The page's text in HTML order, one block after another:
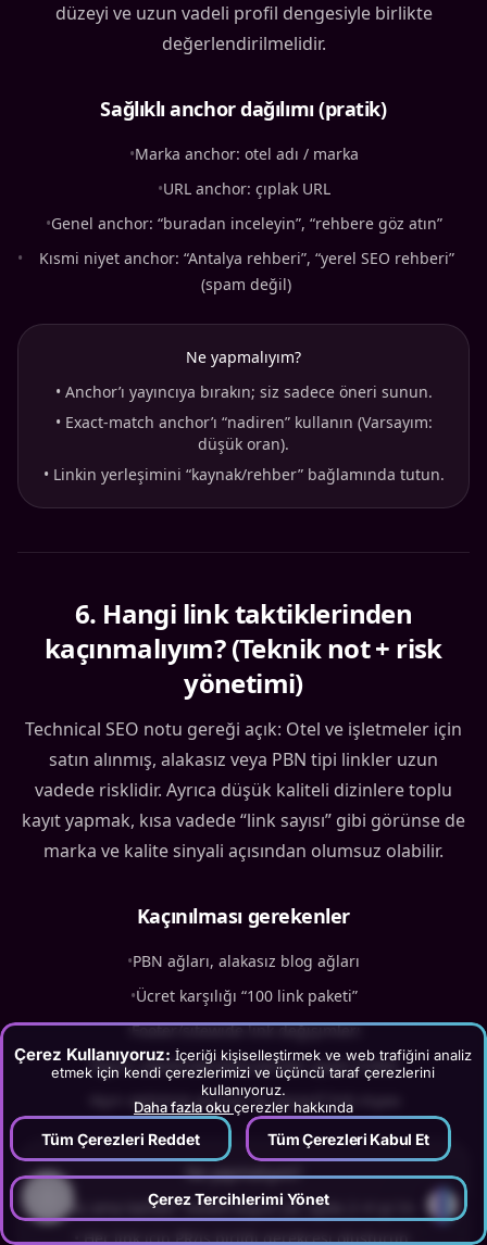
Çerez Kullanıyoruz: İçeriği kişiselleştirmek ve web trafiğini analiz
etmek için kendi çerezlerimizi ve üçüncü taraf çerezlerini
kullanıyoruz.
Daha fazla oku çerezler hakkında
Tüm Çerezleri Reddet Tüm Çerezleri Kabul Et
Çerez Tercihlerimi Yönet
düzeyi ve uzun vadeli profil dengesiyle birlikte
değerlendirilmelidir.
Sağlıklı anchor dağılımı (pratik)
•Marka anchor: otel adı / marka
•URL anchor: çıplak URL
•Genel anchor: “buradan inceleyin”, “rehbere göz atın”
•
Kısmi niyet anchor: “Antalya rehberi”, “yerel SEO rehberi”
(spam değil)
Ne yapmalıyım?
• Anchor’ı yayıncıya bırakın; siz sadece öneri sunun.
• Exact-match anchor’ı “nadiren” kullanın (Varsayım:
düşük oran).
• Linkin yerleşimini “kaynak/rehber” bağlamında tutun.
6. Hangi link taktiklerinden
kaçınmalıyım? (Teknik not + risk
yönetimi)
Technical SEO notu gereği açık: Otel ve işletmeler için
satın alınmış, alakasız veya PBN tipi linkler uzun
vadede risklidir. Ayrıca düşük kaliteli dizinlere toplu
kayıt yapmak, kısa vadede “link sayısı” gibi görünse de
marka ve kalite sinyali açısından olumsuz olabilir.
Kaçınılması gerekenler
•PBN ağları, alakasız blog ağları
•Ücret karşılığı “100 link paketi”
•Footer/sitewide link değişimleri
•İlgisiz ülkelerden/konulardan spam linkler
Aşırı optimize anchor ile agresif link inşası
Ne yapmalıyım?
•“Az ama kaliteli” hedefi koyun (ör. ayda 2–4 iyi link).
•Her link için PR/iş birliği gerekçesi oluşturun.
?